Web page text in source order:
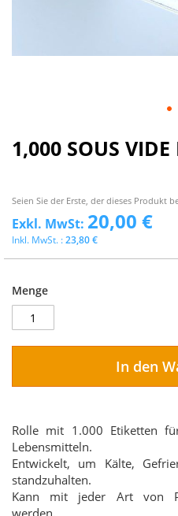
1,000 SOUS VIDE
Seien Sie der Erste, der dieses Produkt
23,80 €
20,00 €
Menge
In den
Rolle mit 1.000 Etiketten
Lebensmitteln.
Entwickelt, um Kälte,
standzuhalten.
Kann mit jeder Art von
werden.